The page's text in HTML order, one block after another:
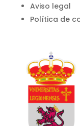
Aviso legal
Política de